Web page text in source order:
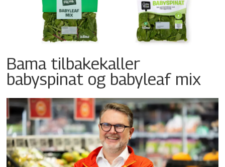
Bama tilbakekaller
babyspinat og babyleaf mix